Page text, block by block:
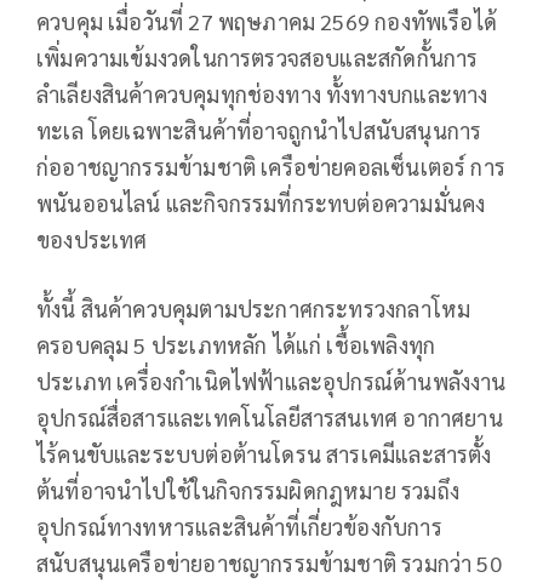
ควบคุม เมื่อวันที่ 27 พฤษภาคม 2569 กองทัพเรือได้
เพิ่มความเข้มงวดในการตรวจสอบและสกัดกั้นการ
ลำเลียงสินค้าควบคุมทุกช่องทาง ทั้งทางบกและทาง
ทะเล โดยเฉพาะสินค้าที่อาจถูกนำไปสนับสนุนการ
ก่ออาชญากรรมข้ามชาติ เครือข่ายคอลเซ็นเตอร์ การ
พนันออนไลน์ และกิจกรรมที่กระทบต่อความมั่นคง
ของประเทศ
ทั้งนี้ สินค้าควบคุมตามประกาศกระทรวงกลาโหม
ครอบคลุม 5 ประเภทหลัก ได้แก่ เชื้อเพลิงทุก
ประเภท เครื่องกำเนิดไฟฟ้าและอุปกรณ์ด้านพลังงาน
อุปกรณ์สื่อสารและเทคโนโลยีสารสนเทศ อากาศยาน
ไร้คนขับและระบบต่อต้านโดรน สารเคมีและสารตั้ง
ต้นที่อาจนำไปใช้ในกิจกรรมผิดกฎหมาย รวมถึง
อุปกรณ์ทางทหารและสินค้าที่เกี่ยวข้องกับการ
สนับสนุนเครือข่ายอาชญากรรมข้ามชาติ รวมกว่า 50